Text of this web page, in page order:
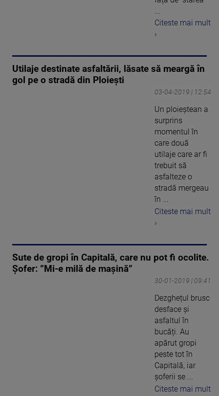
Citeste mai mult
›
Utilaje destinate asfaltării, lăsate să meargă în
gol pe o stradă din Ploiești
03-04-2019 | 12:54
Un ploieștean a
surprins
momentul în
care două
utilaje care ar fi
trebuit să
asfalteze o
stradă mergeau
în ...
Citeste mai mult
›
Sute de gropi în Capitală, care nu pot fi ocolite.
Șofer: ”Mi-e milă de mașină”
30-01-2019 | 09:41
Dezghețul brusc
desface și
asfaltul în
bucăți. Au
apărut gropi
peste tot în
Capitală, iar
șoferii se ...
Citeste mai mult